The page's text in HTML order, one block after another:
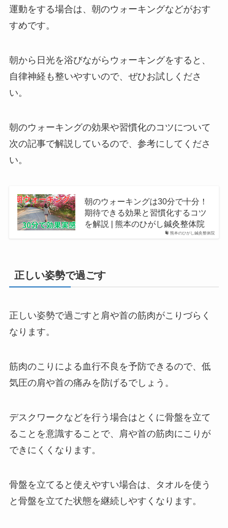
運動をする場合は、朝のウォーキングなどがおす
すめです。
朝から日光を浴びながらウォーキングをすると、
自律神経も整いやすいので、ぜひお試しくださ
い。
朝のウォーキングの効果や習慣化のコツについて
次の記事で解説しているので、参考にしてくださ
い。
熊本のひがし鍼灸整体院
朝のウォーキングは30分で十分！
期待できる効果と習慣化するコツ
を解説 | 熊本のひがし鍼灸整体院
正しい姿勢で過ごす
正しい姿勢で過ごすと肩や首の筋肉がこりづらく
なります。
筋肉のこりによる血行不良を予防できるので、低
気圧の肩や首の痛みを防げるでしょう。
デスクワークなどを行う場合はとくに骨盤を立て
ることを意識することで、肩や首の筋肉にこりが
できにくくなります。
骨盤を立てると使えやすい場合は、タオルを使う
と骨盤を立てた状態を継続しやすくなります。